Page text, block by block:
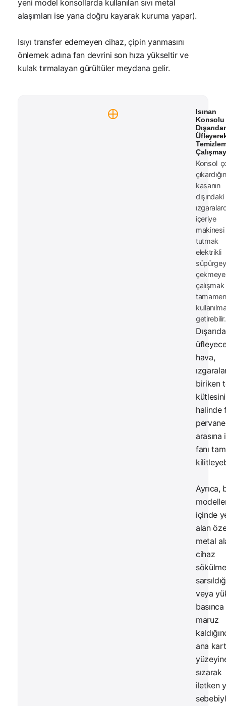
yeni model konsollarda kullanılan sıvı metal
alaşımları ise yana doğru kayarak kuruma yapar).
Isıyı transfer edemeyen cihaz, çipin yanmasını
önlemek adına fan devrini son hıza yükseltir ve
kulak tırmalayan gürültüler meydana gelir.
Isınan
Konsolu
Konsol
kasanın
dışındaki
makinesi
tutmak
elektrikli
çekmeye
tamamen
getirebilir.
hava,
biriken
halinde
arasına
fanı
Ayrıca,
içinde
alan
metal
cihaz
veya
basınca
maruz
ana kart
sızarak
iletken